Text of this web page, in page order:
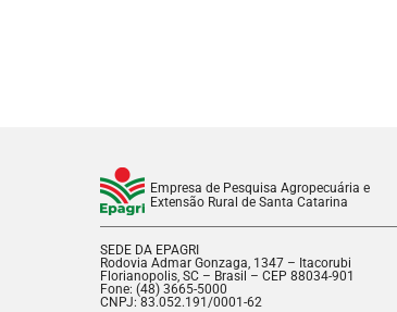
Empresa de Pesquisa Agropecuária e
Extensão Rural de Santa Catarina
SEDE DA EPAGRI
Rodovia Admar Gonzaga, 1347 – Itacorubi
Florianopolis, SC – Brasil – CEP 88034-901
Fone: (48) 3665-5000
CNPJ: 83.052.191/0001-62